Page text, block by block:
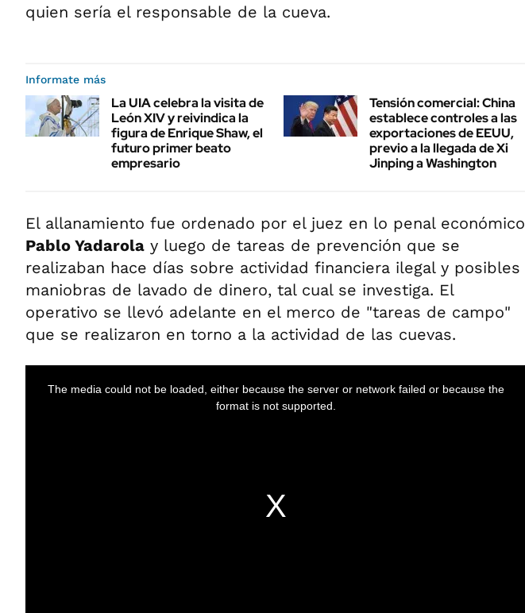
quien sería el responsable de la cueva.
Informate más
La UIA celebra la visita de
León XIV y reivindica la
figura de Enrique Shaw, el
futuro primer beato
empresario
Tensión comercial: China
establece controles a las
exportaciones de EEUU,
previo a la llegada de Xi
Jinping a Washington
El allanamiento fue ordenado por el juez en lo penal económico
Pablo Yadarola y luego de tareas de prevención que se
realizaban hace días sobre actividad financiera ilegal y posibles
maniobras de lavado de dinero, tal cual se investiga. El
operativo se llevó adelante en el merco de "tareas de campo"
que se realizaron en torno a la actividad de las cuevas.